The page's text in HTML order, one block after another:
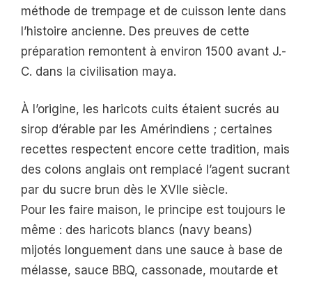
méthode de trempage et de cuisson lente dans
l’histoire ancienne. Des preuves de cette
préparation remontent à environ 1500 avant J.-
C. dans la civilisation maya.
À l’origine, les haricots cuits étaient sucrés au
sirop d’érable par les Amérindiens ; certaines
recettes respectent encore cette tradition, mais
des colons anglais ont remplacé l’agent sucrant
par du sucre brun dès le XVIIe siècle.
Pour les faire maison, le principe est toujours le
même : des haricots blancs (navy beans)
mijotés longuement dans une sauce à base de
mélasse, sauce BBQ, cassonade, moutarde et